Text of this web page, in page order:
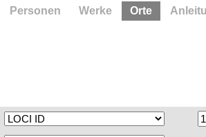
Personen Werke Orte